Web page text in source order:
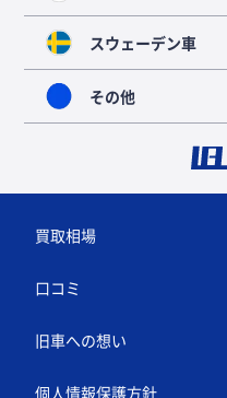
スウェーデン車
その他
買取相場
口コミ
旧車への想い
個人情報保護方針